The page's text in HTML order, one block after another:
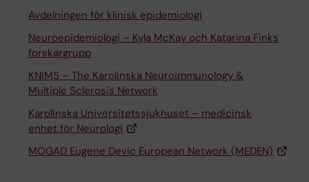
Avdelningen för klinisk epidemiologi
Neuroepidemiologi – Kyla McKay och Katarina Finks
forskargrupp
KNIMS – The Karolinska Neuroimmunology &
Multiple Sclerosis Network
Karolinska Universitetssjukhuset – medicinsk
enhet för Neurologi
MOGAD Eugene Devic European Network (MEDEN)